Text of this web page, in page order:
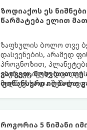
ზოდიაქოს ეს
წარმატება ელით მათ
ზაფხულის ბოლო თვე
დასვენების, არამედ
პროგნოზით,
ენერგეტიკულ
მიღწევასა და
გაიგეთ, მოხვდით თუ
ფინანსური იღბალი
როგორია 5 ნიშანი